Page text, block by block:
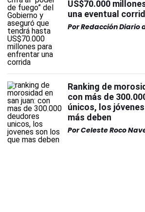
US$70.000
una eventual
PorRedacción Diario
Ranking de
con más de
únicos, los
más deben
PorCeleste Roco